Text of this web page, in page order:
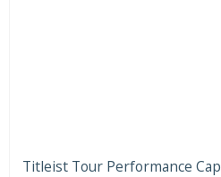
Titleist Tour Performance Cap